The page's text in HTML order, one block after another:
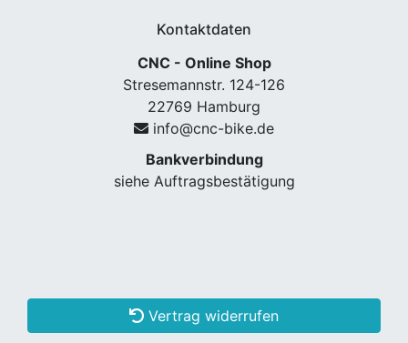
Kontaktdaten
CNC - Online Shop
Stresemannstr. 124-126
22769 Hamburg
info@cnc-bike.de
Bankverbindung
siehe Auftragsbestätigung
Vertrag widerrufen